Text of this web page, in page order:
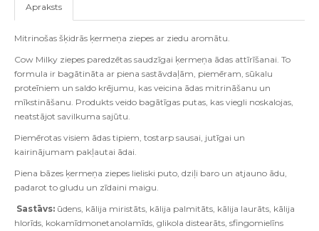
Apraksts
Mitrinošas šķidrās ķermeņa ziepes ar ziedu aromātu.
Cow Milky ziepes paredzētas saudzīgai ķermeņa ādas attīrīšanai. To
formula ir bagātināta ar piena sastāvdaļām, piemēram, sūkalu
proteīniem un saldo krējumu, kas veicina ādas mitrināšanu un
mīkstināšanu. Produkts veido bagātīgas putas, kas viegli noskalojas,
neatstājot savilkuma sajūtu.
Piemērotas visiem ādas tipiem, tostarp sausai, jutīgai un
kairinājumam pakļautai ādai.
Piena bāzes ķermeņa ziepes lieliski puto, dziļi baro un atjauno ādu,
padarot to gludu un zīdaini maigu.
Sastāvs: ūdens, kālija miristāts, kālija palmitāts, kālija laurāts, kālija
hlorīds, kokamīdmonetanolamīds, glikola distearāts, sfingomielīns